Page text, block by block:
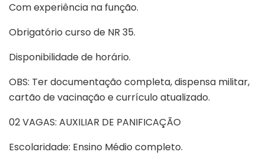
Com experiência na função.
Obrigatório curso de NR 35.
Disponibilidade de horário.
OBS: Ter documentação completa, dispensa militar,
cartão de vacinação e currículo atualizado.
02 VAGAS: AUXILIAR DE PANIFICAÇÃO
Escolaridade: Ensino Médio completo.